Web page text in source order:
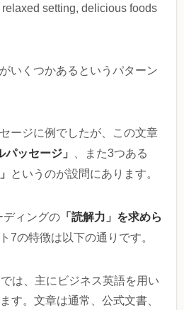
setting, delicious foods
いくつかあるというパターン
ージに例でしたが、この文章
パッセージ」 、また3つある
というのが設問にあります。
ディングの 「読解力」を求めら
7の特徴は以下の通りです。
は、主にビジネス英語を用い
す。文章は通常、公式文書、